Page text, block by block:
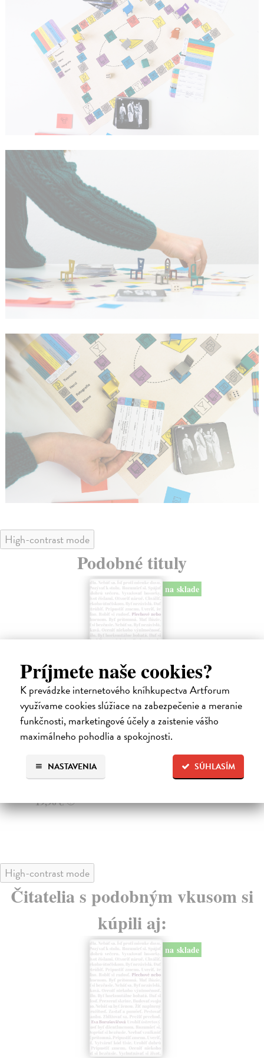
Príjmete naše cookies?
K prevádzke internetového kníhkupectva Artforum
využívame cookies slúžiace na zabezpečenie a meranie
funkčnosti, marketingové účely a zaistenie vášho
maximálneho pohodlia a spokojnosti.
SÚHLASÍM
NASTAVENIA
High-contrast mode
Podobné tituly
na sklade
Pomalost
Kundera Milan| Kniha
Pomalost, chronologicky první ze čtyř románů Milana
Kundery napsaných francouzsky, vychází v českém ...
14,73 €
15,50 € ?
High-contrast mode
Čitatelia s podobným vkusom si
kúpili aj:
na sklade